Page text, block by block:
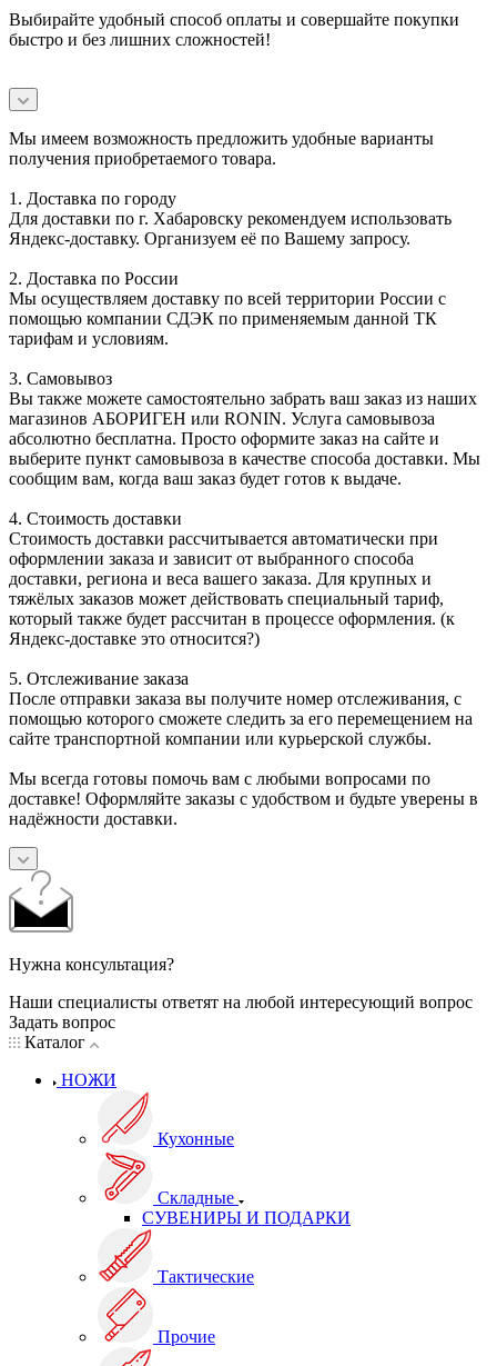
Выбирайте удобный способ оплаты и совершайте покупки
быстро и без лишних сложностей!
Мы имеем возможность предложить удобные варианты
получения приобретаемого товара.
1. Доставка по городу
Для доставки по г. Хабаровску рекомендуем использовать
Яндекс-доставку. Организуем её по Вашему запросу.
2. Доставка по России
Мы осуществляем доставку по всей территории России с
помощью компании СДЭК по применяемым данной ТК
тарифам и условиям.
3. Самовывоз
Вы также можете самостоятельно забрать ваш заказ из наших
магазинов АБОРИГЕН или RONIN. Услуга самовывоза
абсолютно бесплатна. Просто оформите заказ на сайте и
выберите пункт самовывоза в качестве способа доставки. Мы
сообщим вам, когда ваш заказ будет готов к выдаче.
4. Стоимость доставки
Стоимость доставки рассчитывается автоматически при
оформлении заказа и зависит от выбранного способа
доставки, региона и веса вашего заказа. Для крупных и
тяжёлых заказов может действовать специальный тариф,
который также будет рассчитан в процессе оформления. (к
Яндекс-доставке это относится?)
5. Отслеживание заказа
После отправки заказа вы получите номер отслеживания, с
помощью которого сможете следить за его перемещением на
сайте транспортной компании или курьерской службы.
Мы всегда готовы помочь вам с любыми вопросами по
доставке! Оформляйте заказы с удобством и будьте уверены в
надёжности доставки.
Нужна консультация?
Наши специалисты ответят на любой интересующий вопрос
Задать вопрос
Каталог
НОЖИ
Кухонные
Складные
СУВЕНИРЫ И ПОДАРКИ
Тактические
Прочие